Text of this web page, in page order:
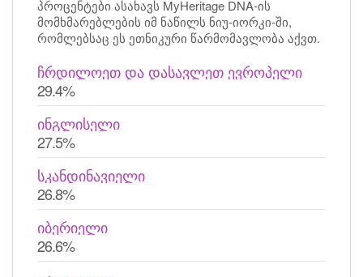
პროცენტები ასახავს MyHeritage DNA-ის
მომხმარებლების იმ ნაწილს ნიუ-იორკი-ში,
რომლებსაც ეს ეთნიკური წარმომავლობა აქვთ.
ჩრდილოეთ და დასავლეთ ევროპელი
29.4%
ინგლისელი
27.5%
სკანდინავიელი
26.8%
იბერიელი
26.6%